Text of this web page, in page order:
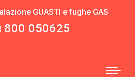
GUASTI e fughe GAS
800 050625